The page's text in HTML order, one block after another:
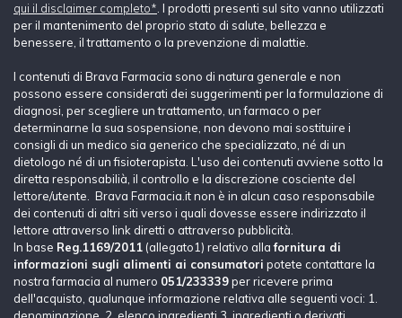
qui il disclaimer completo* . I prodotti presenti sul sito vanno utilizzati
per il mantenimento del proprio stato di salute, bellezza e
benessere, il trattamento o la prevenzione di malattie.
I contenuti di Brava Farmacia sono di natura generale e non
possono essere considerati dei suggerimenti per la formulazione di
diagnosi, per scegliere un trattamento, un farmaco o per
determinarne la sua sospensione, non devono mai sostituire i
consigli di un medico sia generico che specializzato, né di un
dietologo né di un fisioterapista. L'uso dei contenuti avviene sotto la
diretta responsabilià, il controllo e la discrezione cosciente del
lettore/utente. Brava Farmacia.it non è in alcun caso responsabile
dei contenuti di altri siti verso i quali dovesse essere indirizzato il
lettore attraverso link diretti o attraverso pubblicità.
In base Reg.1169/2011 (allegato1) relativo allafornitura di
informazioni sugli alimenti ai consumatori potete contattare la
nostra farmacia al numero 051/233339per ricevere prima
dell'acquisto, qualunque informazione relativa alle seguenti voci: 1.